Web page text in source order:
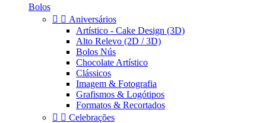
Bolos
  Aniversários
Artístico - Cake Design (3D)
Alto Relevo (2D / 3D)
Bolos Nús
Chocolate Artístico
Clássicos
Imagem & Fotografia
Grafismos & Logótipos
Formatos & Recortados
  Celebrações